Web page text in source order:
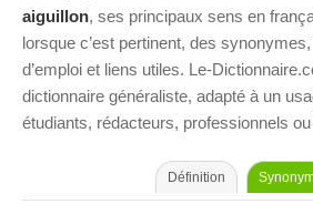
aiguillon, ses principaux sens en
lorsque c’est pertinent, des
d’emploi et liens utiles. Le-
dictionnaire généraliste, adapté à un
étudiants, rédacteurs, professionnels
Définition